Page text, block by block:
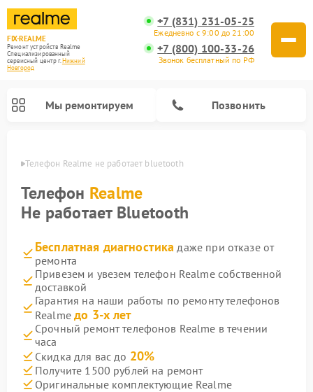
FIX-REALME
Ремонт устройств Realme
Специализированный
cервисный центр г.Нижний
Новгород
+7 (831) 231-05-25
Ежедневно с 9:00 до 21:00
+7 (800) 100-33-26
Звонок бесплатный по РФ
Мы ремонтируем Позвонить
Телефон Realme не работает bluetooth
Телефон Realme
Не работает Bluetooth
Бесплатная диагностика даже при отказе от
ремонта
Привезем и увезем телефон Realme собственной
доставкой
Гарантия на наши работы по ремонту телефонов
Realmeдо 3-х лет
Срочный ремонт телефонов Realme в течении
часа
Скидка для вас до 20%
Получите 1500 рублей на ремонт
Оригинальные комплектующие Realme